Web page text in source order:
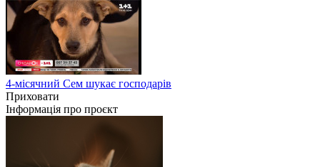
4-місячний Сем шукає господарів
Приховати
Інформація про проєкт